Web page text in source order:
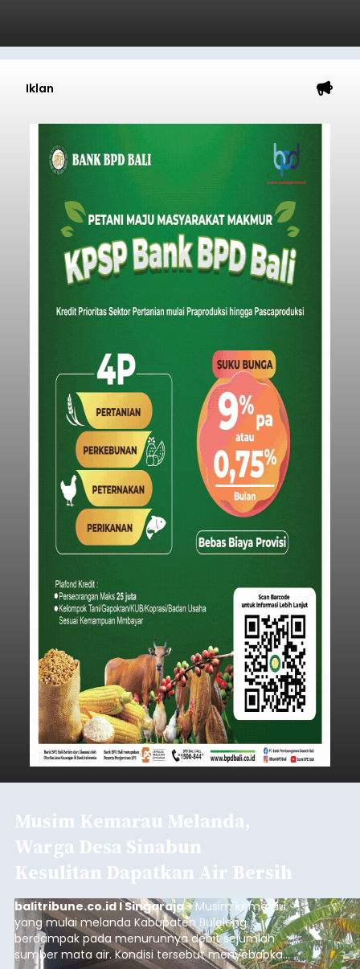
Iklan
Musim Kemarau Melanda,
Warga Desa Sinabun
Kesulitan Dapatkan Air Bersih
balitribune.co.id I Singaraja -Musim kemarau
yang mulai melanda Kabupaten Buleleng
berdampak pada menurunnya debit sejumlah
sumber mata air. Kondisi tersebut menyebabkan